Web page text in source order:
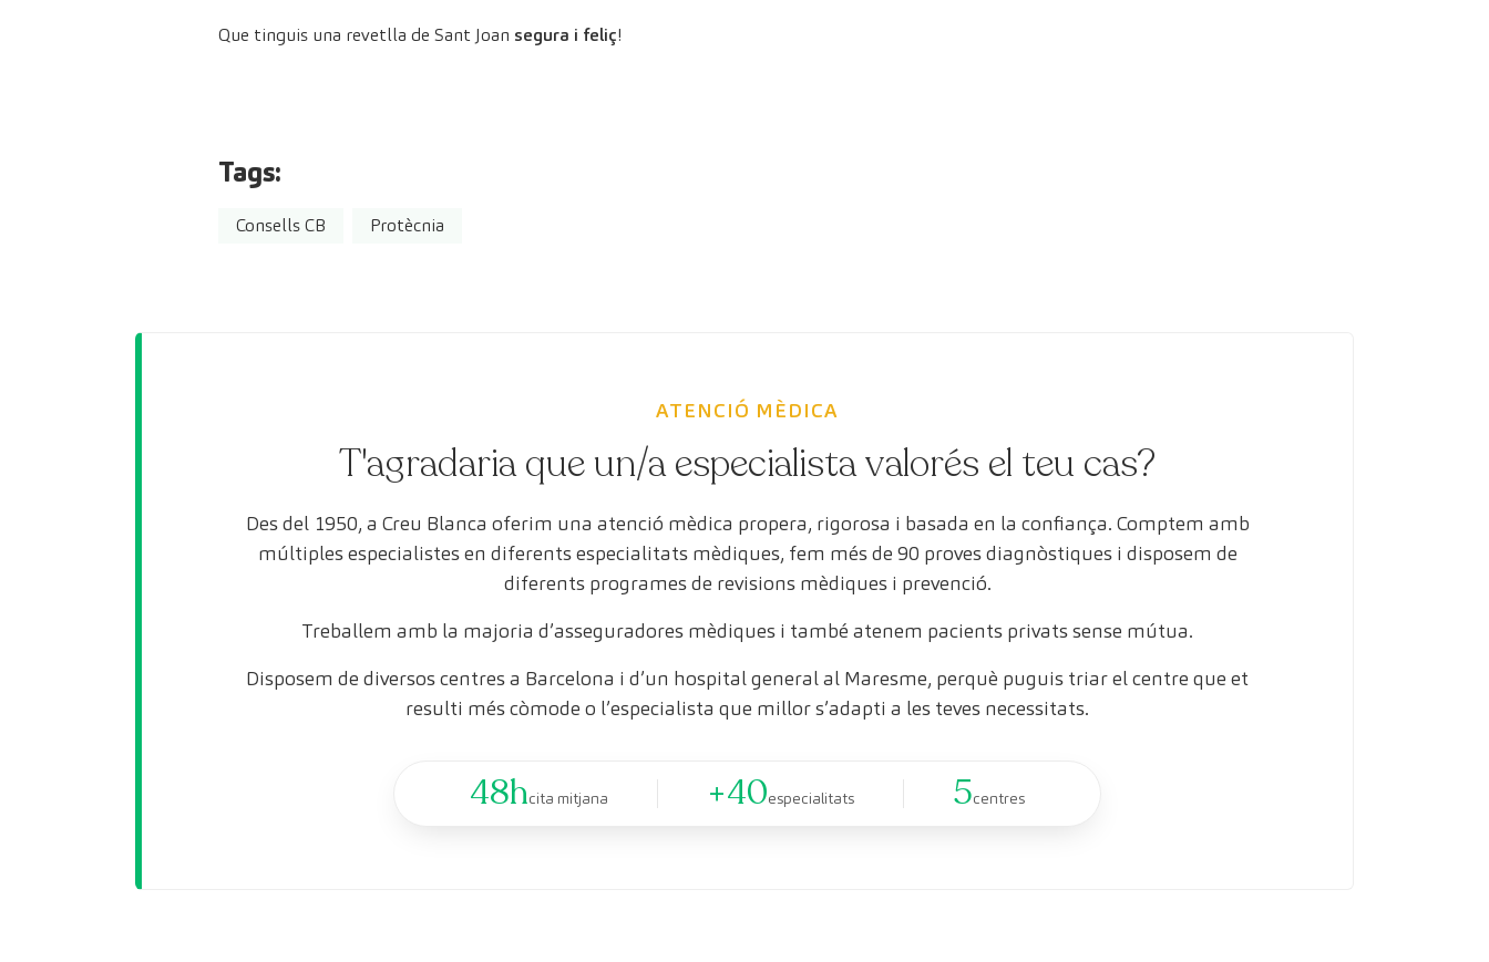
Que tinguis una revetlla de Sant Joan segura i feliç!
Tags:
Consells CB Protècnia
ATENCIÓ MÈDICA
T'agradaria que un/a especialista valorés el teu cas?
Des del 1950, a Creu Blanca oferim una atenció mèdica propera, rigorosa i basada en la confiança. Comptem amb
múltiples especialistes en diferents especialitats mèdiques, fem més de 90 proves diagnòstiques i disposem de
diferents programes de revisions mèdiques i prevenció.
Treballem amb la majoria d’asseguradores mèdiques i també atenem pacients privats sense mútua.
Disposem de diversos centres a Barcelona i d’un hospital general al Maresme, perquè puguis triar el centre que et
resulti més còmode o l’especialista que millor s’adapti a les teves necessitats.
48hcita mitjana +40especialitats 5centres